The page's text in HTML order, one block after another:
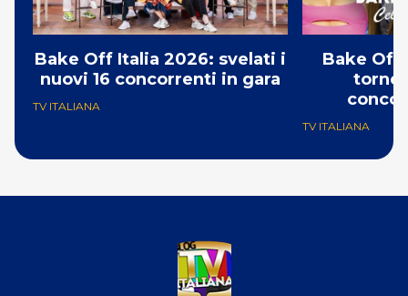
Bake Off Italia 2026: svelati i
nuovi 16 concorrenti in gara
TV ITALIANA
Bake Off
TV ITALIANA